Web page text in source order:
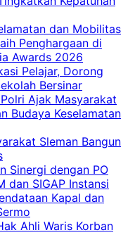
dan Mobilitas
Penghargaan di
Awards 2026
Pelajar, Dorong
Bersinar
Ajak Masyarakat
Budaya Keselamatan
Sleman Bangun
Sinergi dengan PO
dan SIGAP Instansi
Kapal dan
Ahli Waris Korban